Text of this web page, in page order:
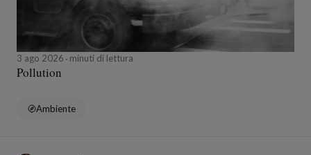
3 ago 2026 minuti di lettura
Pollution
Ambiente